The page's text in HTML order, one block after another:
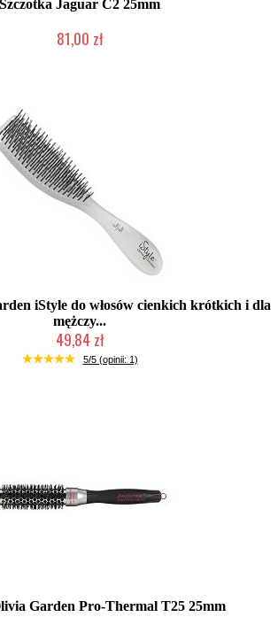
Szczotka Jaguar C2 25mm
81,00 zł
iStyle do włosów cienkich krótkich i dla
mężczy...
49,84 zł
Produkt wycofany
5/5 (opinii: 1)
Garden Pro-Thermal T25 25mm